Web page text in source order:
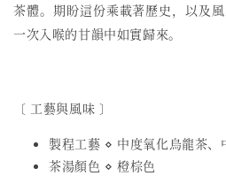
茶體。期盼這份乘載著歷史，以及
一次入喉的甘韻中如實歸來。
〔 工藝與風味 〕
製程工藝 ⋄ 中度氧化烏龍茶、
茶湯顏色 ⋄ 橙棕色